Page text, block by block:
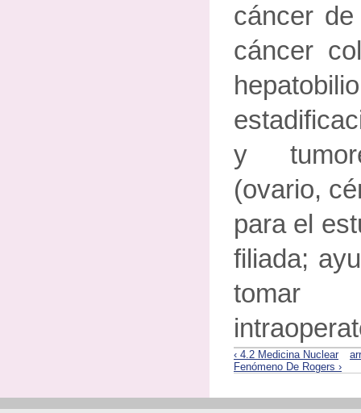
cáncer
cáncer
y
(ovario,
para el
filiada;
‹ 4.2 Medicina Nuclear
Fenómeno De Rogers ›